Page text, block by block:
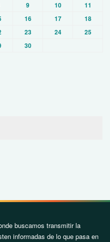
9 10
11
16 17
18
23 24
25
30
buscamos transmitir la
informadas de lo que pasa en